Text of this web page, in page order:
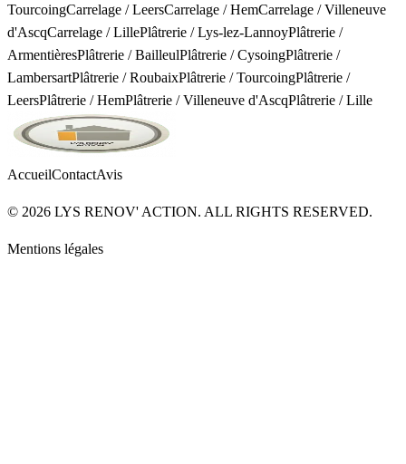
TourcoingCarrelage / LeersCarrelage / HemCarrelage / Villeneuve
d'AscqCarrelage / LillePlâtrerie / Lys-lez-LannoyPlâtrerie /
ArmentièresPlâtrerie / BailleulPlâtrerie / CysoingPlâtrerie /
LambersartPlâtrerie / RoubaixPlâtrerie / TourcoingPlâtrerie /
LeersPlâtrerie / HemPlâtrerie / Villeneuve d'AscqPlâtrerie / Lille
AccueilContactAvis
© 2026 LYS RENOV' ACTION. ALL RIGHTS RESERVED.
Mentions légales